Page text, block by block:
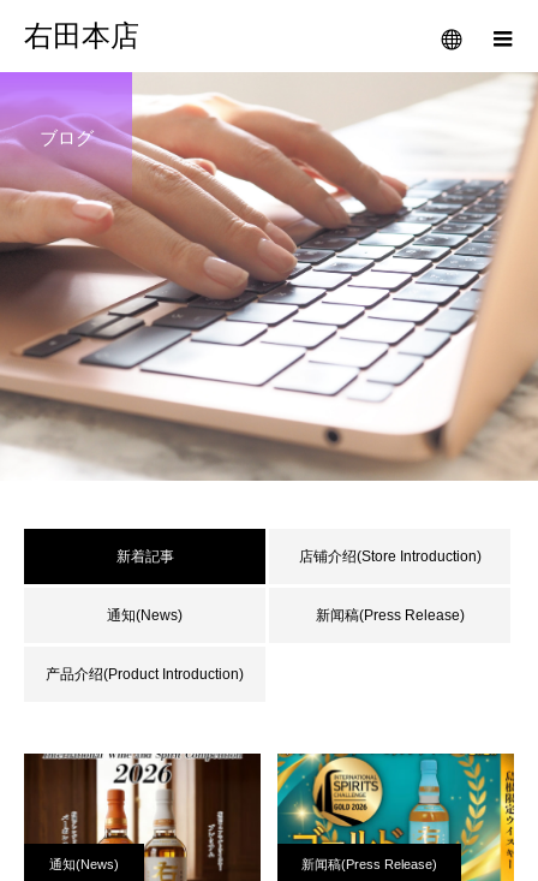
右田本店
ブログ
新着記事 店铺介绍(Store Introduction)
通知(News) 新闻稿(Press Release)
产品介绍(Product Introduction)
通知(News) 新闻稿(Press Release)